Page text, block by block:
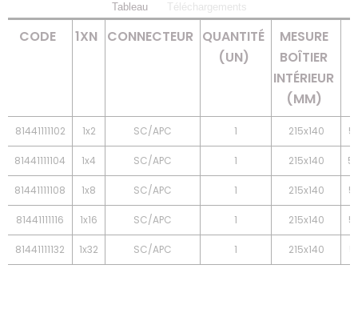
Tableau Téléchargements
CODE 1XN CONNECTEUR QUANTITÉ
(UN)
MESURE
BOÎTIER
INTÉRIEUR
(MM)
81441111102 1x2 SC/APC 1 215x140
81441111104 1x4 SC/APC 1 215x140
81441111108 1x8 SC/APC 1 215x140
81441111116 1x16 SC/APC 1 215x140
81441111132 1x32 SC/APC 1 215x140